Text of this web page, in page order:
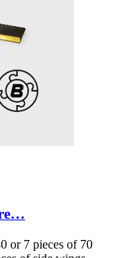
or 7 pieces of 70